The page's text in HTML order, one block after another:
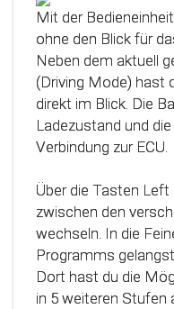
Mit der
ohne den Blick für
Neben dem aktuell
(Driving Mode) hast
direkt im Blick. Die
Ladezustand und
Verbindung zur ECU.
Über die Tasten
zwischen den
wechseln. In die
Programms
Dort hast du die
in 5 weiteren Stufen
intelligente
Einbau des
Informationen des
analysiert und zu
Kennfeld
einzelnen Fahrmodi
automatisch an die
Technologie werden
Fahrzeuges erkannt
werden.